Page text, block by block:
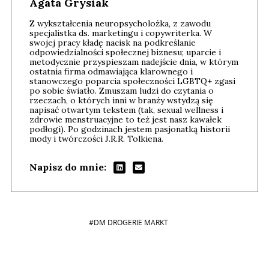
Z wykształcenia neuropsycholożka, z zawodu
specjalistka ds. marketingu i copywriterka. W
swojej pracy kładę nacisk na podkreślanie
odpowiedzialności społecznej biznesu; uparcie i
metodycznie przyspieszam nadejście dnia, w którym
ostatnia firma odmawiająca klarownego i
stanowczego poparcia społeczności LGBTQ+ zgasi
po sobie światło. Zmuszam ludzi do czytania o
rzeczach, o których inni w branży wstydzą się
napisać otwartym tekstem (tak, sexual wellness i
zdrowie menstruacyjne to też jest nasz kawałek
podłogi). Po godzinach jestem pasjonatką historii
mody i twórczości J.R.R. Tolkiena.
Napisz do mnie:
#DM DROGERIE MARKT